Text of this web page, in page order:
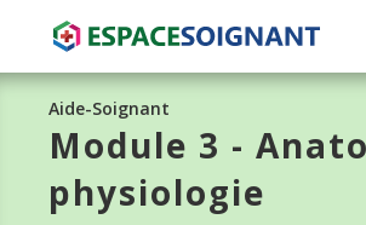
Aide-Soignant
Module 3 -
physiologie